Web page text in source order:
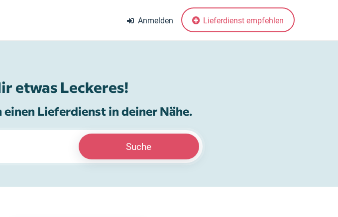
Anmelden Lieferdienst empfehlen
etwas Leckeres!
Lieferdienst in deiner Nähe.
Suche